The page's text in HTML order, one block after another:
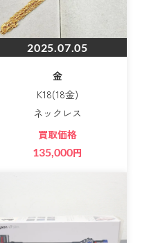
2025.07.05
金
K18(18金)
ネックレス
買取価格
135,000円